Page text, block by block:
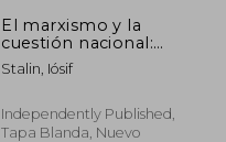
El marxismo y la
cuestión nacional:
(Edición completa y
revisada)
Stalin, Iósif
Independently Published,
Tapa Blanda, Nuevo